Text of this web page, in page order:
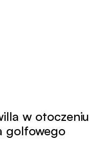
w otoczeniu
golfowego